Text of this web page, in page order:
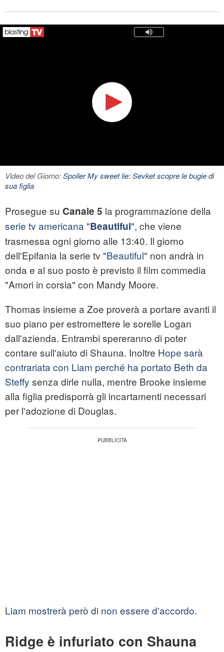
Video del Giorno:Spoiler My sweet lie: Sevket scopre le bugie di
sua figlia
Prosegue su Canale 5 la programmazione della
serie tv americana "Beautiful", che viene
trasmessa ogni giorno alle 13:40. Il giorno
dell'Epifania la serie tv "Beautiful" non andrà in
onda e al suo posto è previsto il film commedia
"Amori in corsia" con Mandy Moore.
Thomas insieme a Zoe proverà a portare avanti il
suo piano per estromettere le sorelle Logan
dall'azienda. Entrambi spereranno di poter
contare sull'aiuto di Shauna. Inoltre Hope sarà
contrariata con Liam perché ha portato Beth da
Steffy senza dirle nulla, mentre Brooke insieme
alla figlia predisporrà gli incartamenti necessari
per l'adozione di Douglas.
Liam mostrerà però di non essere d'accordo.
Ridge è infuriato con Shauna